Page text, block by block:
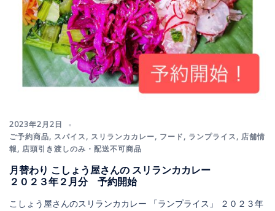
2023年2月2日
ご予約商品, スパイス, スリランカカレー, フード, ランプライス, 店舗情
報, 店頭引き渡しのみ・配送不可商品
月替わり こしょう屋さんの スリランカカレー
２０２３年２月分 予約開始
こしょう屋さんのスリランカカレー 「ランプライス」 ２０２３年